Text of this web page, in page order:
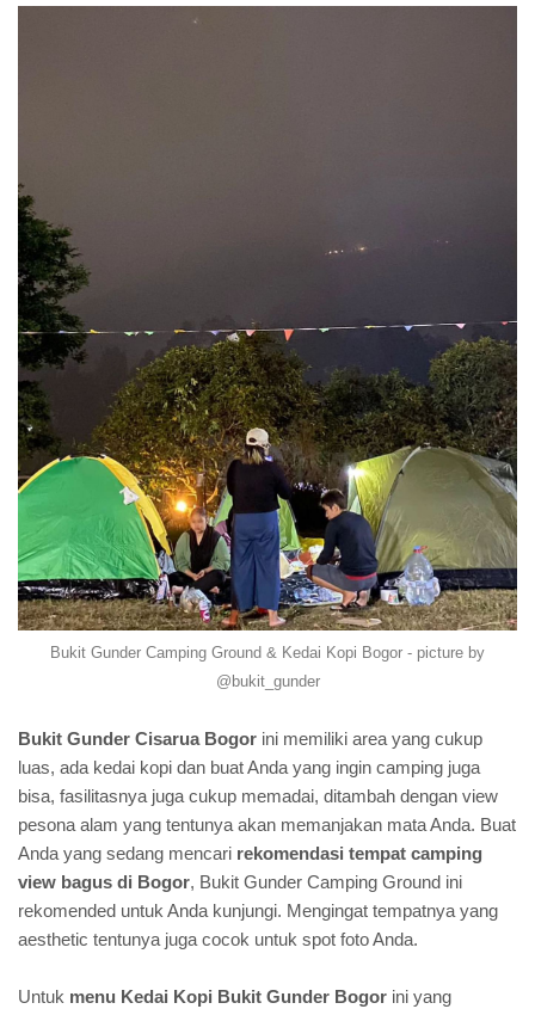
Bukit Gunder Camping Ground & Kedai Kopi Bogor - picture by
@bukit_gunder
Bukit Gunder Cisarua Bogor ini memiliki area yang cukup
luas, ada kedai kopi dan buat Anda yang ingin camping juga
bisa, fasilitasnya juga cukup memadai, ditambah dengan view
pesona alam yang tentunya akan memanjakan mata Anda. Buat
Anda yang sedang mencari rekomendasi tempat camping
view bagus di Bogor, Bukit Gunder Camping Ground ini
rekomended untuk Anda kunjungi. Mengingat tempatnya yang
aesthetic tentunya juga cocok untuk spot foto Anda.
Untuk menu Kedai Kopi Bukit Gunder Bogor ini yang